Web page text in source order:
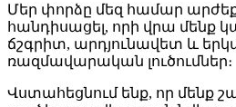
Մեր փորձը մեզ համար
հանդիսացել, որի վրա մենք
ճշգրիտ, արդյունավետ և
ռազմավարական լուծումներ։
Վստահեցնում ենք, որ մենք